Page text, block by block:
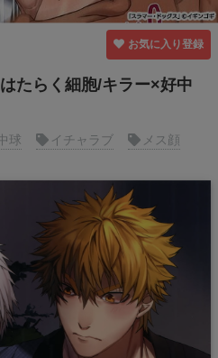
お気に入り登録
たらく細胞/キラー×好中
球 イチャラブ
メス顔